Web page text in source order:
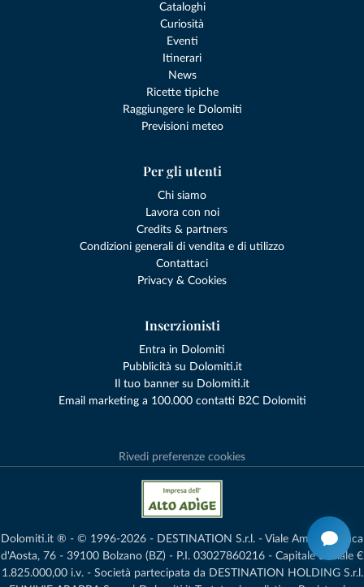
Cataloghi
Curiosità
Eventi
Itinerari
News
Ricette tipiche
Raggiungere le Dolomiti
Previsioni meteo
Per gli utenti
Chi siamo
Lavora con noi
Credits & partners
Condizioni generali di vendita e di utilizzo
Contattaci
Privacy & Cookies
Inserzionisti
Entra in Dolomiti
Pubblicità su Dolomiti.it
Il tuo banner su Dolomiti.it
Email marketing a 100.000 contatti B2C Dolomiti
Rivedi preferenze cookies
Dolomiti.it ® - © 1996-2026 - DESTINATION S.r.l. - Viale Amedeo Duca
d'Aosta, 76 - 39100 Bolzano (BZ) - P.I. 03027860216 - Capitale Sociale €
1.825.000,00 i.v. - Società partecipata da DESTINATION HOLDING S.r.l.